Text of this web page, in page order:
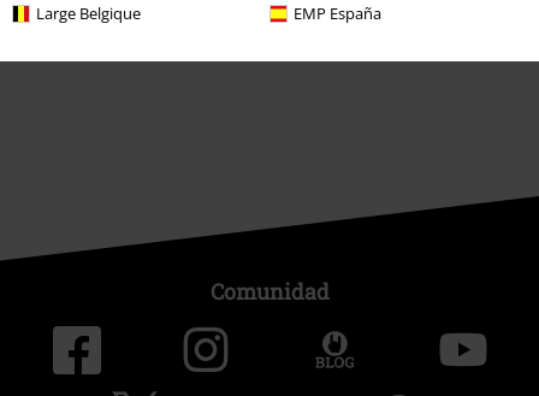
Large Belgique EMP España
Comunidad